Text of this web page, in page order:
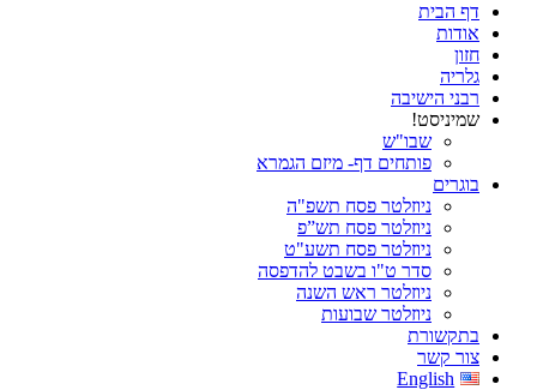
דף הבית
אודות
חזון
גלריה
רבני הישיבה
שמיניסט!
שבו"ש
פותחים דף- מיזם הגמרא
בוגרים
ניוזלטר פסח תשפ"ה
ניוזלטר פסח תש”פ
ניוזלטר פסח תשע"ט
סדר ט"ו בשבט להדפסה
ניוזלטר ראש השנה
ניוזלטר שבועות
בתקשורת
צור קשר
English